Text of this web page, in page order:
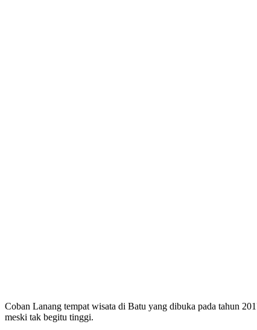
Coban Lanang tempat wisata di Batu yang dibuka pada tahun
meski tak begitu tinggi.